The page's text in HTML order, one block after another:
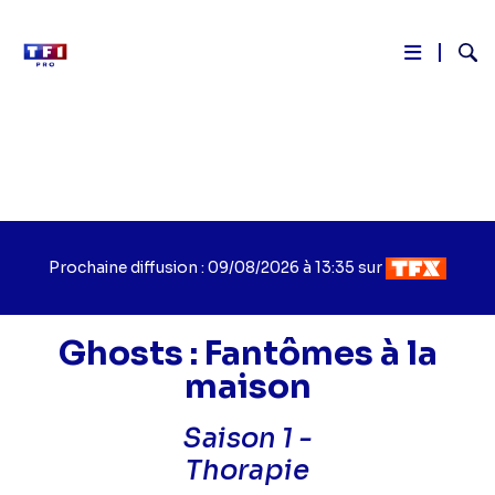
Prochaine diffusion : 09/08/2026 à 13:35 sur
Ghosts : Fantômes à la
maison
Saison 1 -
Thorapie